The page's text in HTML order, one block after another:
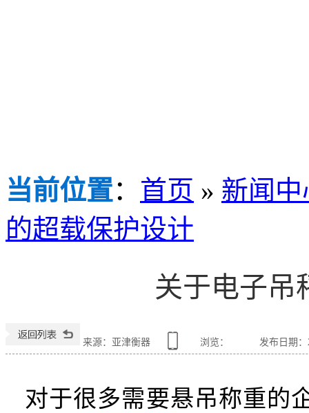
当前位置： 首页 » 新闻中
的超载保护设计
关于电子吊
来源：亚津衡器 浏览： 发布日期：
对于很多需要悬吊称重的